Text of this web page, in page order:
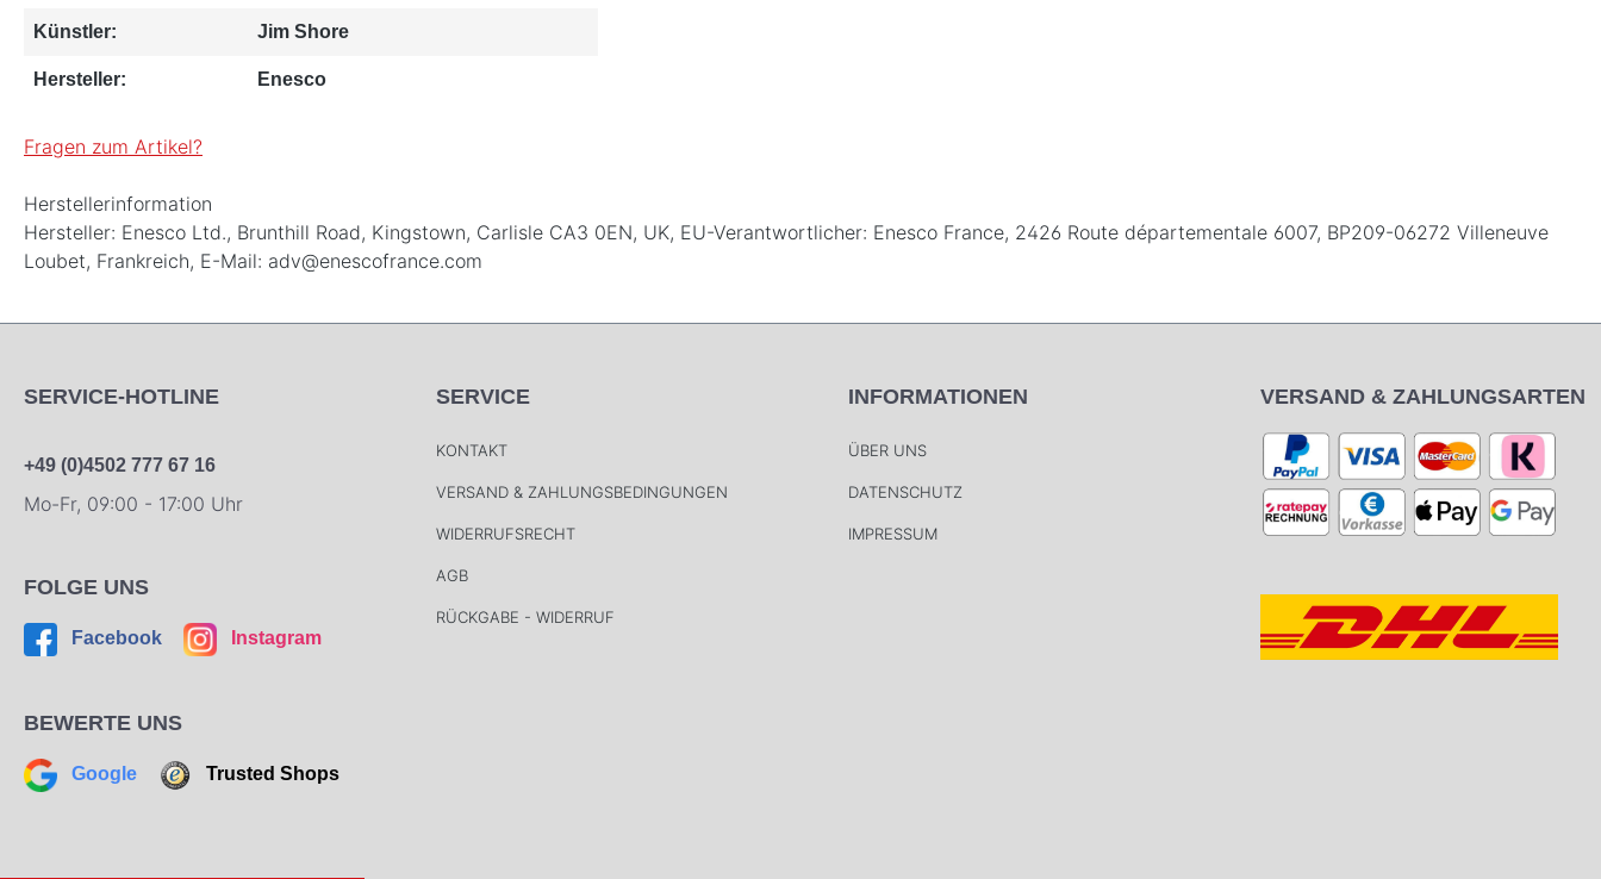
Künstler: Jim Shore
Hersteller: Enesco
Fragen zum Artikel?
Herstellerinformation
Hersteller: Enesco Ltd., Brunthill Road, Kingstown, Carlisle CA3 0EN, UK, EU-Verantwortlicher: Enesco France, 2426 Route départementale 6007, BP209-06272 Villeneuve
Loubet, Frankreich, E-Mail: adv@enescofrance.com
SERVICE-HOTLINE
+49 (0)4502 777 67 16
Mo-Fr, 09:00 - 17:00 Uhr
FOLGE UNS
Facebook Instagram
BEWERTE UNS
Google Trusted Shops
SERVICE
KONTAKT
VERSAND & ZAHLUNGSBEDINGUNGEN
WIDERRUFSRECHT
AGB
RÜCKGABE - WIDERRUF
INFORMATIONEN
ÜBER UNS
DATENSCHUTZ
IMPRESSUM
VERSAND & ZAHLUNGSARTEN